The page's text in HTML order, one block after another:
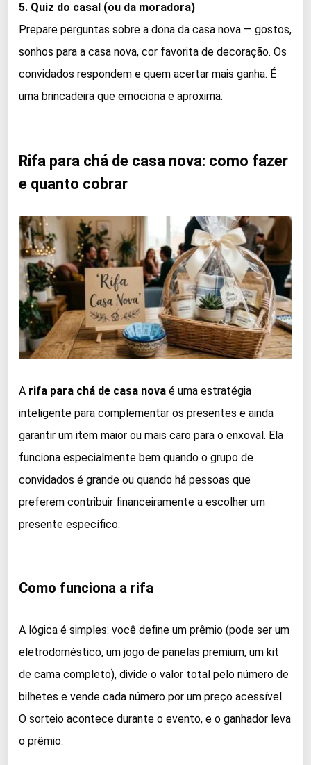
5. Quiz do casal (ou da moradora)
Prepare perguntas sobre a dona da casa nova — gostos,
sonhos para a casa nova, cor favorita de decoração. Os
convidados respondem e quem acertar mais ganha. É
uma brincadeira que emociona e aproxima.
Rifa para chá de casa nova: como fazer
e quanto cobrar
A rifa para chá de casa nova é uma estratégia
inteligente para complementar os presentes e ainda
garantir um item maior ou mais caro para o enxoval. Ela
funciona especialmente bem quando o grupo de
convidados é grande ou quando há pessoas que
preferem contribuir financeiramente a escolher um
presente específico.
Como funciona a rifa
A lógica é simples: você define um prêmio (pode ser um
eletrodoméstico, um jogo de panelas premium, um kit
de cama completo), divide o valor total pelo número de
bilhetes e vende cada número por um preço acessível.
O sorteio acontece durante o evento, e o ganhador leva
o prêmio.